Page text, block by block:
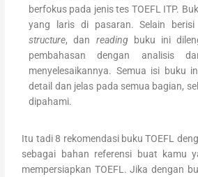
berfokus pada jenis tes TOEFL ITP.
yang laris di pasaran. Selain berisi
structure, dan readingbuku ini
pembahasan dengan analisis
menyelesaikannya. Semua isi buku
detail dan jelas pada semua bagian,
dipahami.
Itu tadi 8 rekomendasi buku TOEFL
sebagai bahan referensi buat kamu
mempersiapkan TOEFL. Jika dengan